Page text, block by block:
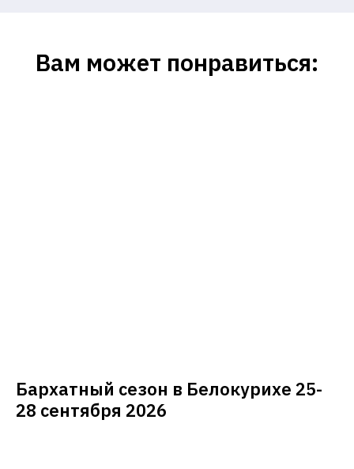
Вам может понравиться:
Бархатный сезон в Белокурихе 25-
28 сентября 2026